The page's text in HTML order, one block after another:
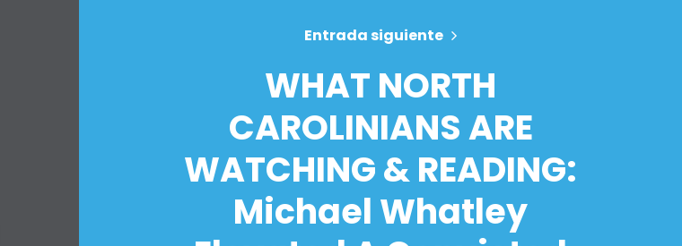
Entrada siguiente
WHAT NORTH
CAROLINIANS ARE
WATCHING & READING:
Michael Whatley